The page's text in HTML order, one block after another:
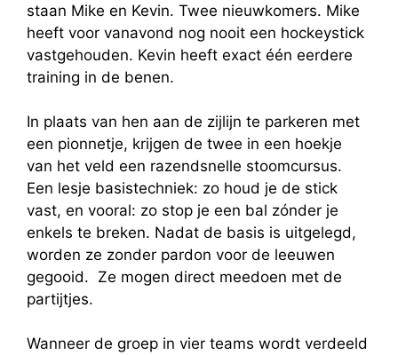
staan Mike en Kevin. Twee nieuwkomers. Mike
heeft voor vanavond nog nooit een hockeystick
vastgehouden. Kevin heeft exact één eerdere
training in de benen.
In plaats van hen aan de zijlijn te parkeren met
een pionnetje, krijgen de twee in een hoekje
van het veld een razendsnelle stoomcursus.
Een lesje basistechniek: zo houd je de stick
vast, en vooral: zo stop je een bal zónder je
enkels te breken. Nadat de basis is uitgelegd,
worden ze zonder pardon voor de leeuwen
gegooid. Ze mogen direct meedoen met de
partijtjes.
Wanneer de groep in vier teams wordt verdeeld